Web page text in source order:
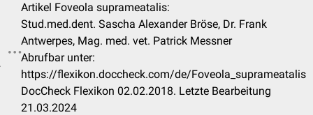
Artikel Foveola suprameatalis:
Stud.med.dent. Sascha Alexander Bröse, Dr. Frank
Antwerpes, Mag. med. vet. Patrick Messner
Abrufbar unter:
https://flexikon.doccheck.com/de/Foveola_suprameatalis
DocCheck Flexikon 02.02.2018. Letzte Bearbeitung
21.03.2024